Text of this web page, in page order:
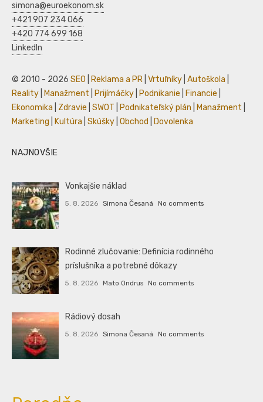
simona@euroekonom.sk
+421 907 234 066
+420 774 699 168
LinkedIn
© 2010 - 2026 SEO Reklama a PR Vrtuľníky Autoškola
Reality Manažment Prijímáčky Podnikanie Financie
Ekonomika
Zdravie SWOT Podnikateľský plán Manažment
Marketing Kultúra Skúšky Obchod Dovolenka
NAJNOVŠIE
Vonkajšie náklad
5. 8. 2026 Simona Česaná No comments
Rodinné zlučovanie: Definícia rodinného
príslušníka a potrebné dôkazy
5. 8. 2026 Mato Ondrus No comments
Rádiový dosah
5. 8. 2026 Simona Česaná No comments